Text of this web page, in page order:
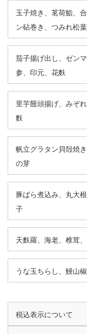
玉子焼き、茗荷鮨、
ン砧巻き、つみれ松
茄子揚げ出し、ゼン
参、印元、花麩
里芋饅頭揚げ、みぞ
麩
帆立グラタン貝殻焼
の芽
豚ばら煮込み、丸大
子
天麩羅、海老、椎茸
うな玉ちらし、鰻山
税込表示について